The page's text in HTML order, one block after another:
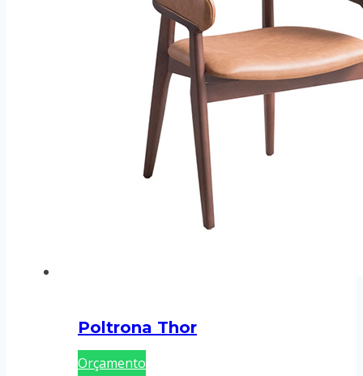
Poltrona Thor
Orçamento